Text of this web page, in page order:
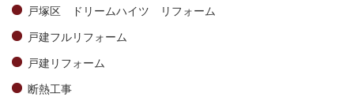
戸塚区 ドリームハイツ リフォーム
戸建フルリフォーム
戸建リフォーム
断熱工事